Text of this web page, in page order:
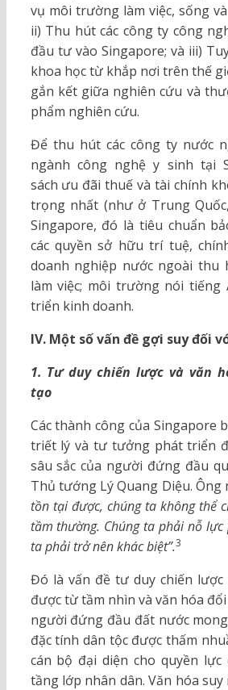
vụ môi trường làm việc, sống
ii) Thu hút các công ty công
đầu tư vào Singapore; và iii)
khoa học từ khắp nơi trên thế
gắn kết giữa nghiên cứu và
phẩm nghiên cứu.
Để thu hút các công ty nước
ngành công nghệ y sinh tại
sách ưu đãi thuế và tài chính
trọng nhất (như ở Trung
Singapore, đó là tiêu chuẩn
các quyền sở hữu trí tuệ,
doanh nghiệp nước ngoài thu
làm việc; môi trường nói tiếng
triển kinh doanh.
IV. Một số vấn đề gợi suy đối
1. Tư duy chiến lược và văn
tạo
Các thành công của Singapore
triết lý và tư tưởng phát triển
sâu sắc của người đứng đầu
Thủ tướng Lý Quang Diệu. Ông
tồn tại được, chúng ta không thể
tầm thường. Chúng ta phải nỗ
ta phải trở nên khác biệt”.3
Đó là vấn đề tư duy chiến lược
được từ tầm nhìn và văn hóa
người đứng đầu đất nước
đặc tính dân tộc được thấm
cán bộ đại diện cho quyền lực
tầng lớp nhân dân. Văn hóa